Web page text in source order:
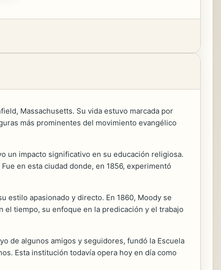
Massachusetts. Su vida estuvo marcada por
más prominentes del movimiento evangélico
un impacto significativo en su educación religiosa.
en esta ciudad donde, en 1856, experimentó
estilo apasionado y directo. En 1860, Moody se
el tiempo, su enfoque en la predicación y el trabajo
de algunos amigos y seguidores, fundó la Escuela
Esta institución todavía opera hoy en día como